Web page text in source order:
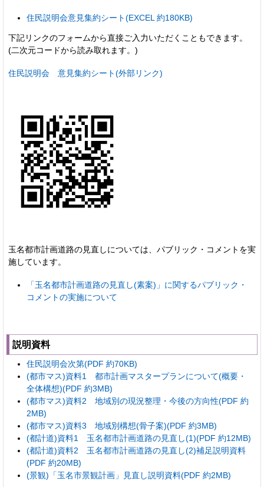
住民説明会意見集約シート(EXCEL 約180KB)
下記リンクのフォームから直接ご入力いただくこともできます。
(二次元コードから読み取れます。)
住民説明会 意見集約シート(外部リンク)
玉名都市計画道路の見直しについては、パブリック・コメントを実
施しています。
「玉名都市計画道路の見直し(素案)」に関するパブリック・
コメントの実施について
説明資料
住民説明会次第(PDF 約70KB)
(都市マス)資料1 都市計画マスタープランについて(概要・
全体構想)(PDF 約3MB)
(都市マス)資料2 地域別の現況整理・今後の方向性(PDF 約
2MB)
(都市マス)資料3 地域別構想(骨子案)(PDF 約3MB)
(都計道)資料1 玉名都市計画道路の見直し(1)(PDF 約12MB)
(都計道)資料2 玉名都市計画道路の見直し(2)補足説明資料
(PDF 約20MB)
(景観)「玉名市景観計画」見直し説明資料(PDF 約2MB)